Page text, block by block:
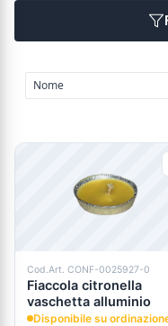
Prodotti
Cod.Art. CONF-0025927-0
Fiaccola citronella
vaschetta alluminio
Disponibile su